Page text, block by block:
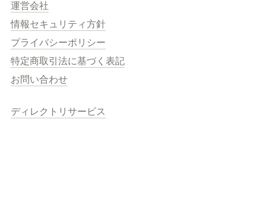
運営会社
情報セキュリティ方針
プライバシーポリシー
特定商取引法に基づく表記
お問い合わせ
ディレクトリサービス